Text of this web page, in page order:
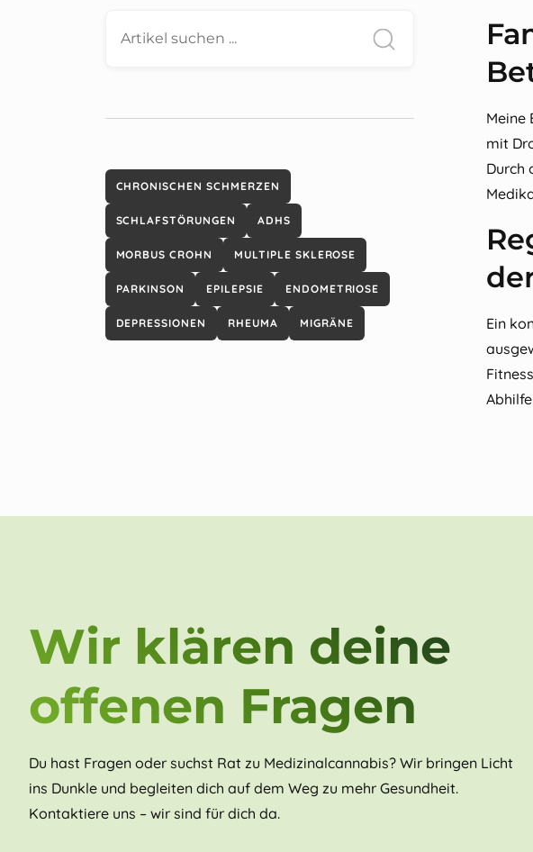
CHRONISCHEN SCHMERZEN
SCHLAFSTÖRUNGEN ADHS
MORBUS CROHN MULTIPLE SKLEROSE
PARKINSON EPILEPSIE ENDOMETRIOSE
DEPRESSIONEN RHEUMA MIGRÄNE
Meine
mit
Durch
Ein
Wir klären deine
offenen Fragen
Du hast Fragen oder suchst Rat zu Medizinalcannabis? Wir bringen Licht
ins Dunkle und begleiten dich auf dem Weg zu mehr Gesundheit.
Kontaktiere uns – wir sind für dich da.